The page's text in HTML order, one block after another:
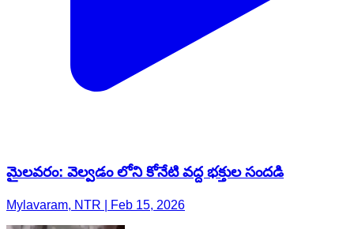
మైలవరం: వెల్వడం లోని కోనేటి వద్ద భక్తుల సందడి
Mylavaram, NTR | Feb 15, 2026